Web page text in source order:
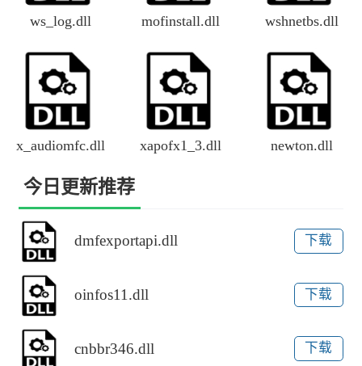
ws_log.dll mofinstall.dll wshnetbs.dll
x_audiomfc.dll xapofx1_3.dll newton.dll
今日更新推荐
dmfexportapi.dll 下载
oinfos11.dll 下载
cnbbr346.dll 下载